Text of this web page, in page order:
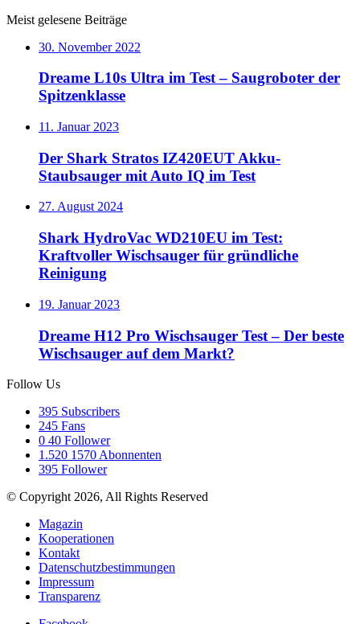
Meist gelesene Beiträge
30. November 2022
Dreame L10s Ultra im Test – Saugroboter der
Spitzenklasse
11. Januar 2023
Der Shark Stratos IZ420EUT Akku-
Staubsauger mit Auto IQ im Test
27. August 2024
Shark HydroVac WD210EU im Test:
Kraftvoller Wischsauger für gründliche
Reinigung
19. Januar 2023
Dreame H12 Pro Wischsauger Test – Der beste
Wischsauger auf dem Markt?
Follow Us
395 Subscribers
245 Fans
0 40 Follower
1.520 1570 Abonnenten
395 Follower
© Copyright 2026, All Rights Reserved
Magazin
Kooperationen
Kontakt
Datenschutzbestimmungen
Impressum
Transparenz